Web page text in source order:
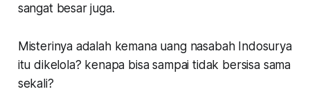
sangat besar juga.
Misterinya adalah kemana uang nasabah Indosurya
itu dikelola? kenapa bisa sampai tidak bersisa sama
sekali?